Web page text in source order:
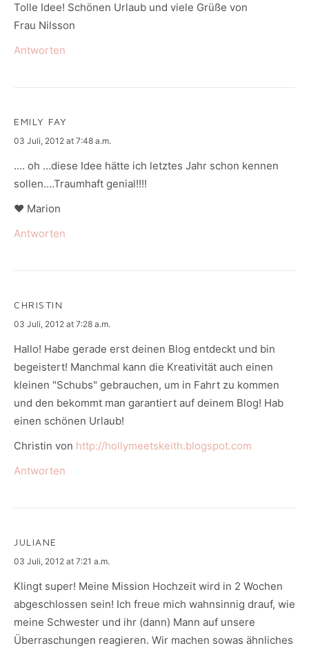
Tolle Idee! Schönen Urlaub und viele Grüße von
Frau Nilsson
Antworten
EMILY FAY
says:
03 Juli, 2012 at 7:48 a.m.
…. oh …diese Idee hätte ich letztes Jahr schon kennen
sollen….Traumhaft genial!!!!
♥ Marion
Antworten
CHRISTIN
says:
03 Juli, 2012 at 7:28 a.m.
Hallo! Habe gerade erst deinen Blog entdeckt und bin
begeistert! Manchmal kann die Kreativität auch einen
kleinen "Schubs" gebrauchen, um in Fahrt zu kommen
und den bekommt man garantiert auf deinem Blog! Hab
einen schönen Urlaub!
Christin von http://hollymeetskeith.blogspot.com
Antworten
JULIANE
says:
03 Juli, 2012 at 7:21 a.m.
Klingt super! Meine Mission Hochzeit wird in 2 Wochen
abgeschlossen sein! Ich freue mich wahnsinnig drauf, wie
meine Schwester und ihr (dann) Mann auf unsere
Überraschungen reagieren. Wir machen sowas ähnliches